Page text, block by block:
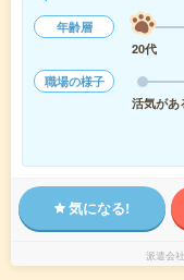
年齢層
20代
職場の様子
活気があ
気になる!
派遣会社